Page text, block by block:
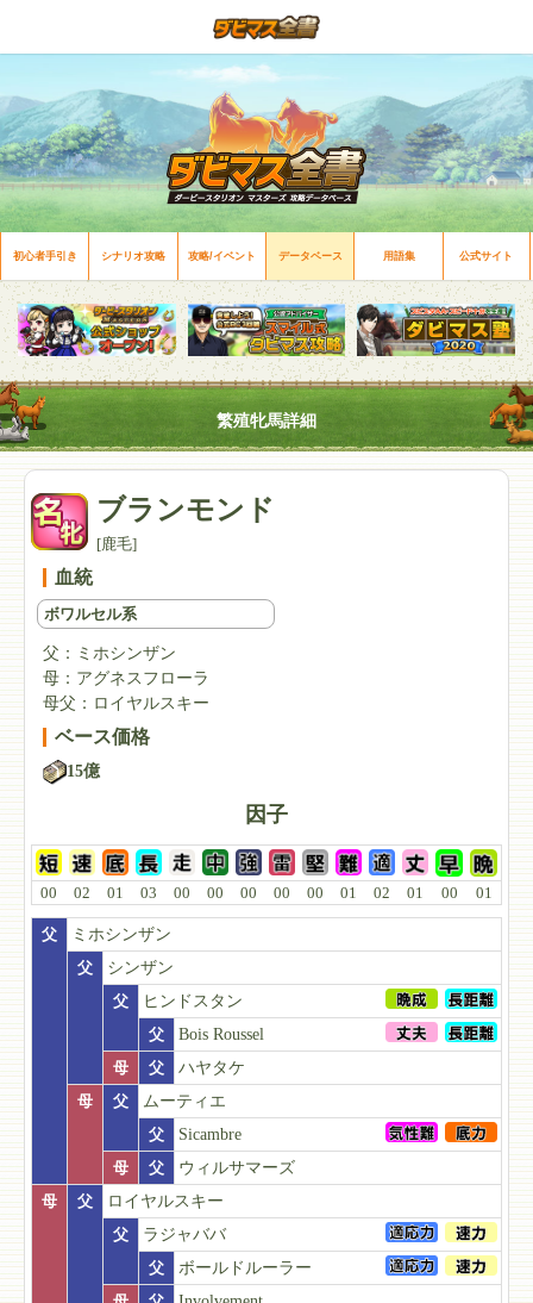
初心者手引き シナリオ攻略 攻略/イベント データベース 用語集 公式サイト
繁殖牝馬詳細
ブランモンド
[鹿毛]
血統
ボワルセル系
父： ミホシンザン
母： アグネスフローラ
母父： ロイヤルスキー
ベース価格
15億
因子
00 02 01 03 00 00 00 00 00 01 02 01 00 01
父
ミホシンザン
父
シンザン
父
ヒンドスタン
父
Bois Roussel
母
父
ハヤタケ
母
父
ムーティエ
父
Sicambre
母
父
ウィルサマーズ
母
父
ロイヤルスキー
父
ラジャババ
父
ボールドルーラー